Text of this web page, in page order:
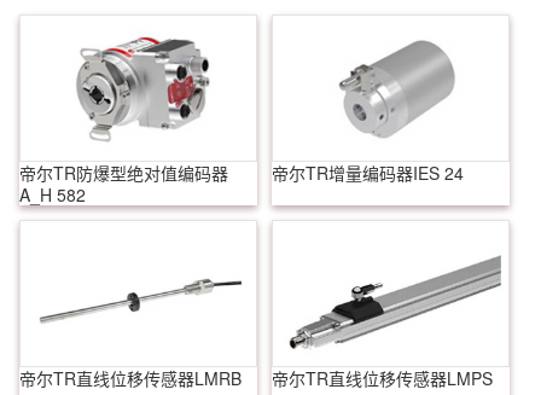
帝尔TR防爆型绝对值编码器
A_H 582
帝尔TR增量编码器IES 24
帝尔TR直线位移传感器LMRB
帝尔TR直线位移传感器LMPS